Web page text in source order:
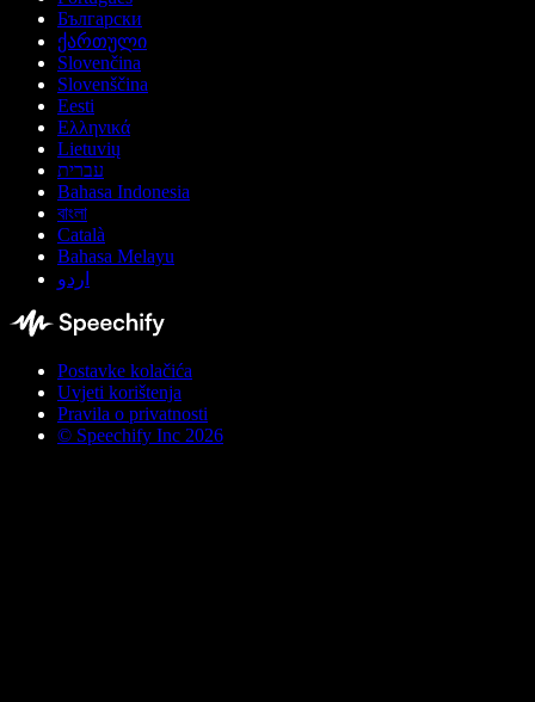
Български
ქართული
Slovenčina
Slovenščina
Eesti
Ελληνικά
Lietuvių
עברית
Bahasa Indonesia
বাংলা
Català
Bahasa Melayu
اردو
Postavke kolačića
Uvjeti korištenja
Pravila o privatnosti
© Speechify Inc 2026